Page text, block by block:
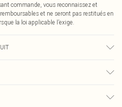
commande, vous reconnaissez et
et ne seront pas restitués en
la loi applicable l’exige.